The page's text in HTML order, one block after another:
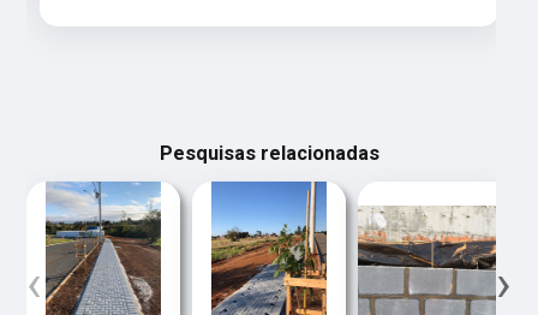
Pesquisas relacionadas
‹ ›